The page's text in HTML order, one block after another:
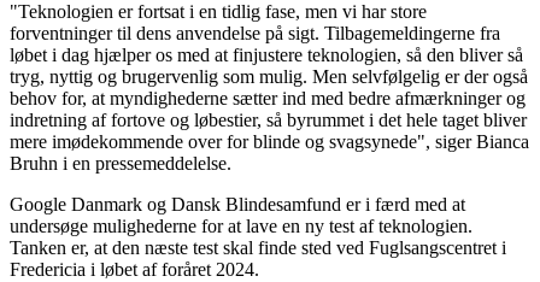
"Teknologien er fortsat i en tidlig fase, men vi har store
forventninger til dens anvendelse på sigt. Tilbagemeldingerne fra
løbet i dag hjælper os med at finjustere teknologien, så den bliver så
tryg, nyttig og brugervenlig som mulig. Men selvfølgelig er der også
behov for, at myndighederne sætter ind med bedre afmærkninger og
indretning af fortove og løbestier, så byrummet i det hele taget bliver
mere imødekommende over for blinde og svagsynede", siger Bianca
Bruhn i en pressemeddelelse.
Google Danmark og Dansk Blindesamfund er i færd med at
undersøge mulighederne for at lave en ny test af teknologien.
Tanken er, at den næste test skal finde sted ved Fuglsangscentret i
Fredericia i løbet af foråret 2024.